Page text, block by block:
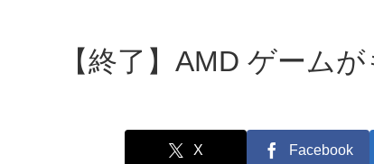
【終了】AMD ゲーム
X Facebook